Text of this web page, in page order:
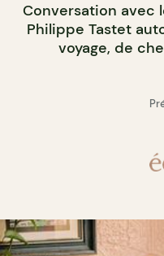
Conversation avec
Philippe Tastet
voyage, de